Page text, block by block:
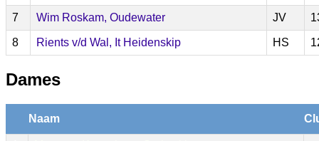
7 Wim Roskam, Oudewater JV
8 Rients v/d Wal, It Heidenskip HS
Dames
Naam